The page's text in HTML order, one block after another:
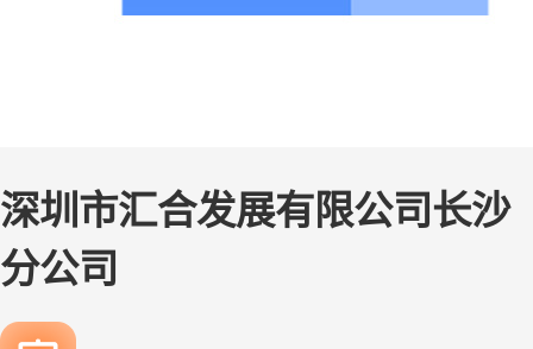
深圳市汇合发展有限公司长沙
分公司